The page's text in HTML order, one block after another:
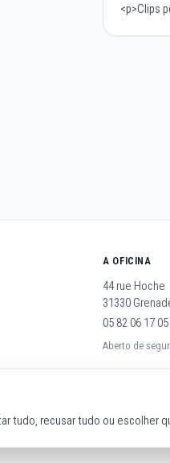
<p>Clips
A OFICINA
44 rue Hoche
31330
05 82 06 17 05
Aberto de
tudo, recusar tudo ou escolher